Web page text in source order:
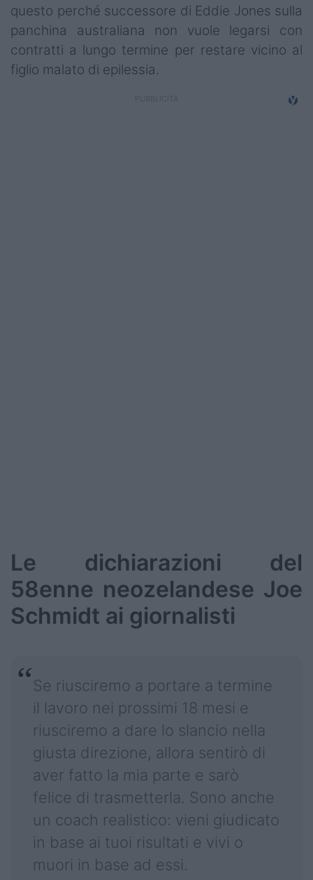
Serie A Elite
Campionati
Serie A
questo perché successore di Eddie Jones sulla
panchina australiana non vuole legarsi con
contratti a lungo termine per restare vicino al
figlio malato di epilessia.
Le dichiarazioni del
58enne neozelandese Joe
Schmidt ai giornalisti
Se riusciremo a portare a termine
il lavoro nei prossimi 18 mesi e
riusciremo a dare lo slancio nella
giusta direzione, allora sentirò di
aver fatto la mia parte e sarò
felice di trasmetterla. Sono anche
un coach realistico: vieni giudicato
in base ai tuoi risultati e vivi o
muori in base ad essi.